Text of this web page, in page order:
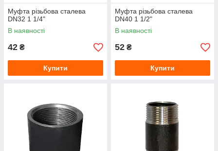
Муфта різьбова сталева
DN32 1 1/4"
В наявності
42 ₴
Купити
Муфта різьбова сталева
DN40 1 1/2"
В наявності
52 ₴
Купити